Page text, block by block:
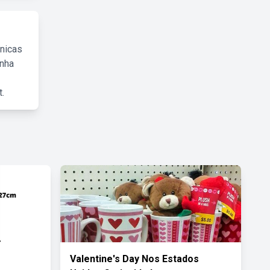
Valentine's Day Nos Estados